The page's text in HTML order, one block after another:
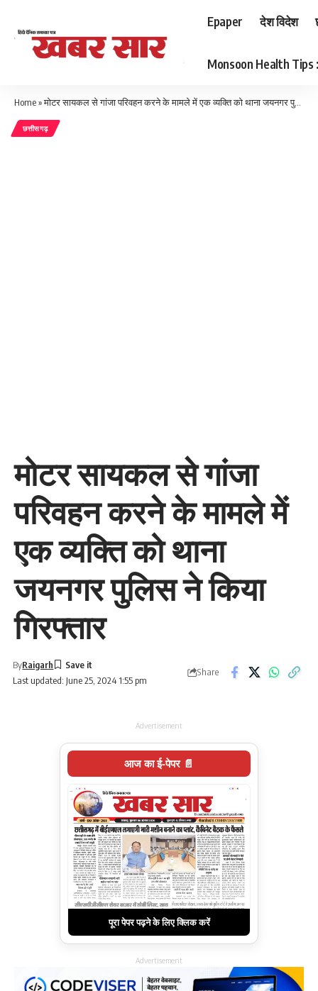
Epaper देश विदेश
Monsoon Health Tips :
Home»मोटर सायकल से गांजा परिवहन करने के मामले में एक व्यक्ति को थाना जयनगर पुलिस ने किया गिरफ्तार
छत्तीसगढ़
मोटर सायकल से गांजा
परिवहन करने के मामले में
एक व्यक्ति को थाना
जयनगर पुलिस ने किया
गिरफ्तार
Last updated: June 25, 2024 1:55 pm
ByRaigarh
Share
Advertisement
आज का ई-पेपर 📄
पूरा पेपर पढ़ने के लिए क्लिक करें
Advertisement